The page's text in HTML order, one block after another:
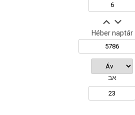
Héber naptár
אב